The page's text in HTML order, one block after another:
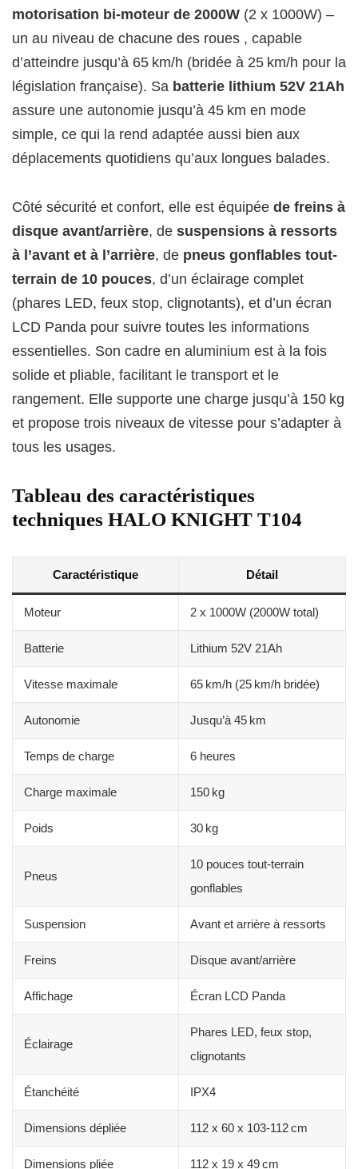
motorisation bi-moteur de 2000W (2 x 1000W) –
un au niveau de chacune des roues , capable
d’atteindre jusqu’à 65 km/h (bridée à 25 km/h pour la
législation française). Sa batterie lithium 52V 21Ah
assure une autonomie jusqu’à 45 km en mode
simple, ce qui la rend adaptée aussi bien aux
déplacements quotidiens qu’aux longues balades.
Côté sécurité et confort, elle est équipée de freins à
disque avant/arrière, de suspensions à ressorts
à l’avant et à l’arrière, de pneus gonflables tout-
terrain de 10 pouces, d’un éclairage complet
(phares LED, feux stop, clignotants), et d’un écran
LCD Panda pour suivre toutes les informations
essentielles. Son cadre en aluminium est à la fois
solide et pliable, facilitant le transport et le
rangement. Elle supporte une charge jusqu’à 150 kg
et propose trois niveaux de vitesse pour s’adapter à
tous les usages.
Tableau des caractéristiques
techniques HALO KNIGHT T104
Caractéristique Détail
Moteur 2 x 1000W (2000W total)
Batterie Lithium 52V 21Ah
Vitesse maximale 65 km/h (25 km/h bridée)
Autonomie Jusqu’à 45 km
Temps de charge 6 heures
Charge maximale 150 kg
Poids 30 kg
Pneus
10 pouces tout-terrain
gonflables
Suspension Avant et arrière à ressorts
Freins Disque avant/arrière
Affichage Écran LCD Panda
Éclairage
Phares LED, feux stop,
clignotants
Étanchéité IPX4
Dimensions dépliée 112 x 60 x 103-112 cm
Dimensions pliée 112 x 19 x 49 cm